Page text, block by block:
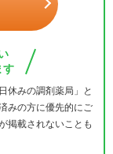
す
休みの調剤薬局」と
みの方に優先的にご
掲載されないことも